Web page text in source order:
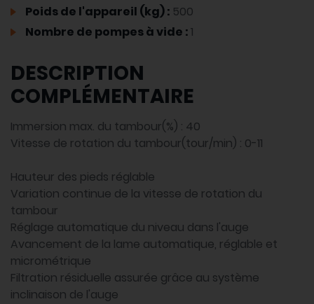
Poids de l'appareil (kg) : 500
Nombre de pompes à vide :1
DESCRIPTION
COMPLÉMENTAIRE
Immersion max. du tambour(%) : 40
Vitesse de rotation du tambour(tour/min) : 0-11
Hauteur des pieds réglable
Variation continue de la vitesse de rotation du
tambour
Réglage automatique du niveau dans l'auge
Avancement de la lame automatique, réglable et
micrométrique
Filtration résiduelle assurée grâce au système
inclinaison de l'auge